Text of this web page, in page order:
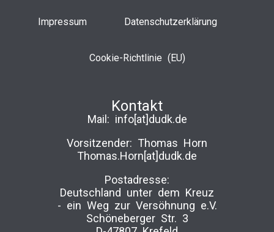
Impressum Datenschutzerklärung
Cookie-Richtlinie (EU)
Kontakt
Mail: info[at]dudk.de
Vorsitzender: Thomas Horn
Thomas.Horn[at]dudk.de
Postadresse:
Deutschland unter dem Kreuz
-­ ein Weg zur Versöhnung e.V.
Schöneberger Str. 3